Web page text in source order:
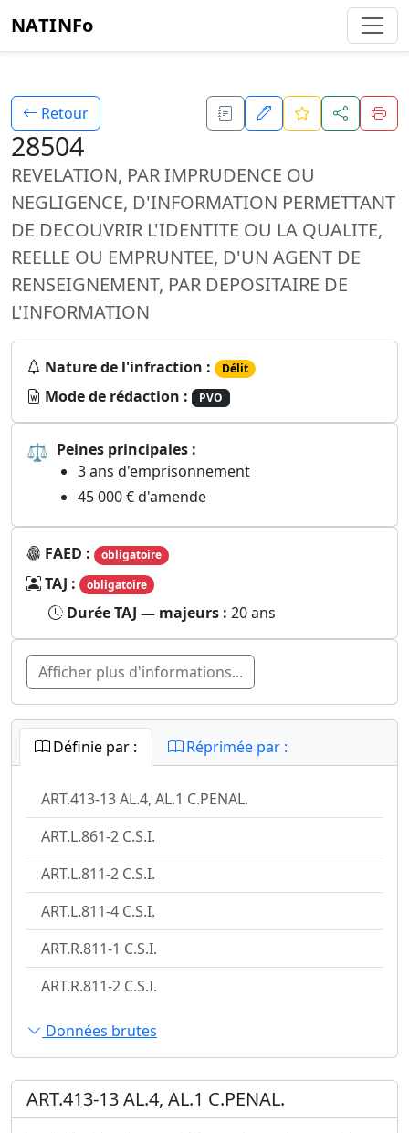
NATINFo
Retour
28504
REVELATION, PAR IMPRUDENCE OU
NEGLIGENCE, D'INFORMATION PERMETTANT
DE DECOUVRIR L'IDENTITE OU LA QUALITE,
REELLE OU EMPRUNTEE, D'UN AGENT DE
RENSEIGNEMENT, PAR DEPOSITAIRE DE
L'INFORMATION
Nature de l'infraction : Délit
Mode de rédaction : PVO
⚖ Peines principales :
3 ans d'emprisonnement
45 000 € d'amende
FAED : obligatoire
TAJ : obligatoire
Durée TAJ — majeurs : 20 ans
Afficher plus d'informations...
Définie par : Réprimée par :
ART.413-13 AL.4, AL.1 C.PENAL.
ART.L.861-2 C.S.I.
ART.L.811-2 C.S.I.
ART.L.811-4 C.S.I.
ART.R.811-1 C.S.I.
ART.R.811-2 C.S.I.
Données brutes
ART.413-13 AL.4, AL.1 C.PENAL.